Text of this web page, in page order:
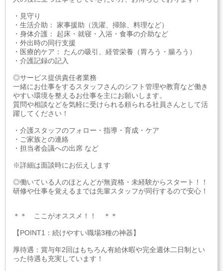
・見守り
・生活介助： 家事援助（洗濯、掃除、料理など）
・身体介護： 起床・就寝・入浴・食事の介助など
・外出時の同行支援
・医療的ケア： たんの吸引、経管栄養（胃ろう・腸ろう）
・介護記録の記入
◎サービス提供責任者業務
一緒にお仕事をするスタッフさんのシフト管理や教育など働き
やすい環境を整えるお仕事を主にお願いします。
質問や相談などを気軽に受けられる頼られる社員さんとして活
躍してください！
・介護スタッフのフォロー・指導・育成・ケア
・ご家族との連絡
・担当者会議への出席 など
※詳細は面談時にお伝えします
◎働いている人のほとんどが無資格・未経験からスタート！！
研修や仕事を覚えるまでは先輩スタッフが同行するので安心！
＊＊ ここがオススメ！！ ＊＊
【POINT1：続けやすい職場3種の神器】
厚待遇：賞与年2回はもちろん有給休暇や完全週休二日制とい
った待遇も充実しています！